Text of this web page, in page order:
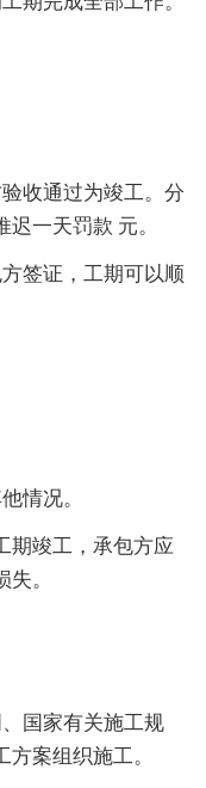
收通过为竣工。分
一天罚款 元。
签证，工期可以顺
情况。
期竣工，承包方应
。
国家有关施工规
案组织施工。